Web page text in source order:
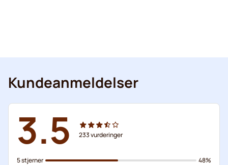
Kundeanmeldelser
3.5 233vurderinger
5 stjerner
48%